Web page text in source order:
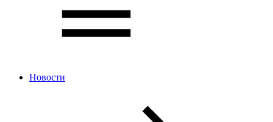
Новости